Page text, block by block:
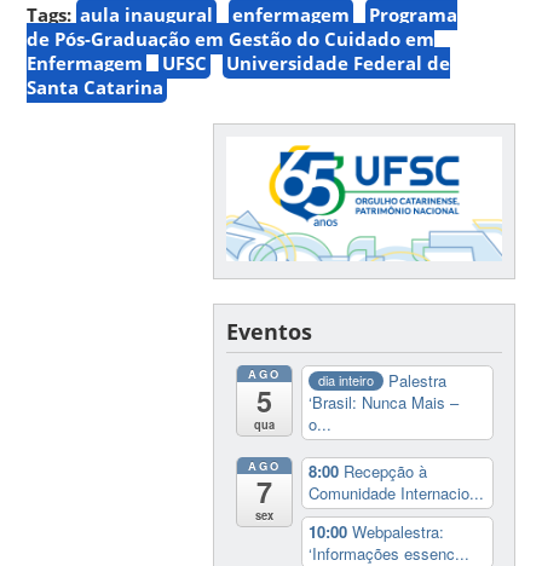
Tags: aula inaugural enfermagem
Programa
de Pós-Graduação em Gestão do Cuidado em
Enfermagem
UFSC
Universidade Federal de
Santa Catarina
Eventos
AGO
5
qua
dia inteiro
Palestra
‘Brasil: Nunca Mais –
o...
AGO
7
sex
8:00 Recepção à
Comunidade Internacio...
10:00Webpalestra:
‘Informações essenc...